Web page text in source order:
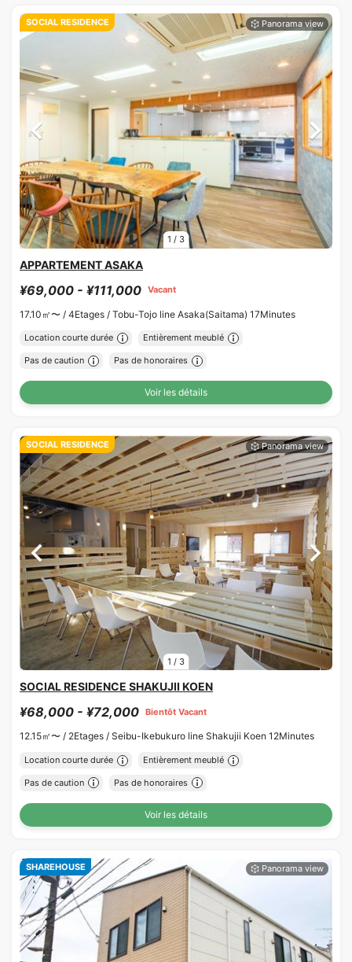
1 / 3
SOCIAL RESIDENCE
APPARTEMENT ASAKA
¥69,000 - ¥111,000 Vacant
17.10㎡〜 / 4Etages / Tobu-Tojo line Asaka(Saitama) 17Minutes
Location courte durée Entièrement meublé
Pas de caution Pas de honoraires
Voir les détails
1 / 3
SOCIAL RESIDENCE
SOCIAL RESIDENCE SHAKUJII KOEN
¥68,000 - ¥72,000 Bientôt Vacant
12.15㎡〜 / 2Etages / Seibu-Ikebukuro line Shakujii Koen 12Minutes
Location courte durée Entièrement meublé
Pas de caution Pas de honoraires
Voir les détails
SHAREHOUSE